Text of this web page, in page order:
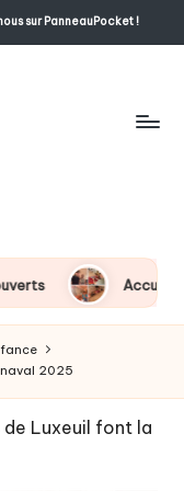
sur PanneauPocket !
Accueils
2025
de Luxeuil font la